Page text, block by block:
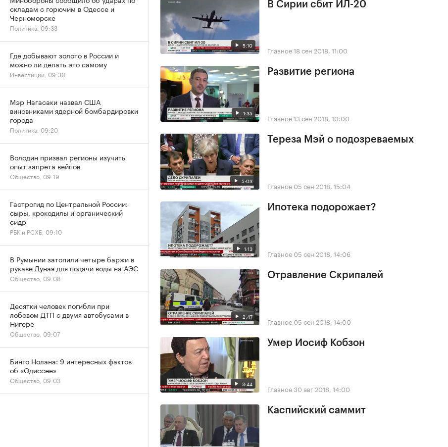
5:10
В Сирии сбит ИЛ-20
Главное18 сен 2018, 11:00
1:35
Развитие региона
Главное13 сен 2018, 10:00
5:03
Тереза Мэй о подозреваемых
Главное 05 сен 2018, 15:04
1:13
Ипотека подорожает?
Главное 05 сен 2018, 14:06
2:47
Отравление Скрипалей
Главное 05 сен 2018, 14:00
3:44
Умер Иосиф Кобзон
Главное30 авг 2018, 14:00
Каспийский саммит
складам с горючим в Одессе и
Черноморске
Политика, 09:33
Где добывают золото в России и
можно ли делать это самому
Инвестиции, 09:30
Мэр Нагасаки назвал США
виновниками ядерной бомбардировки
города
Политика, 09:20
Володин призвал регионы изучить
опыт запрета вейпов
Общество, 09:19
Гастрогид по Центральной России:
сыры, крокодилы и органический
сидр
РБК и РСХБ, 09:10
В Румынии затопили четыре баржи в
рукаве Дуная для подачи воды на АЭС
Общество, 09:08
Десятки человек погибли при
лобовом ДТП с двумя автобусами в
Нигере
Общество, 09:07
Бинго Нолана: 9 интересных фактов
об «Одиссее»
Общество, 09:03